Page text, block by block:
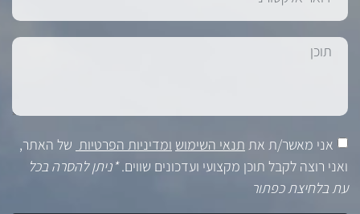
אני מאשר/ת את תנאי השימוש ומדיניות הפרטיות של האתר,
ואני רוצה לקבל תוכן מקצועי ועדכונים שווים.*ניתן להסרה בכל
עת בלחיצת כפתור